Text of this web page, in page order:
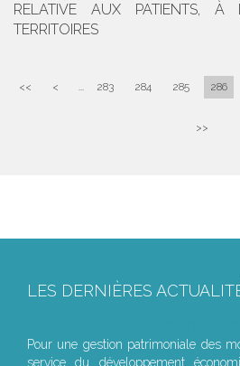
RELATIVE AUX PATIENTS,
TERRITOIRES
<< < ... 283 284 285 286
>>
LES DERNIÈRES
Pour une gestion patrimoniale des
service du développement